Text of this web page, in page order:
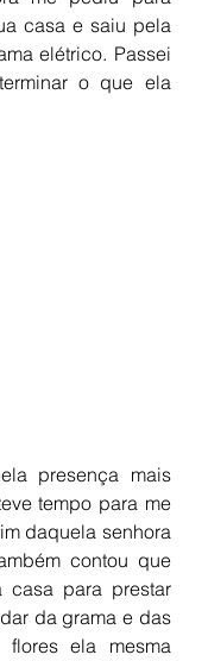
casa e saiu pela
elétrico. Passei
o que ela
presença mais
tempo para me
daquela senhora
contou que
casa para prestar
da grama e das
ela mesma